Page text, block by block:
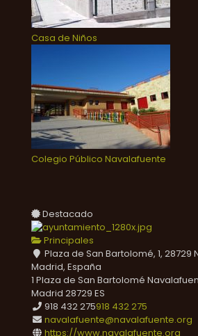
Casa de Niños
Colegio Público Navalafuente
Destacado
Principales
Plaza de San Bartolomé, 1, 28729
Madrid, España
1 Plaza de San Bartolomé
Madrid 28729 ES
918 432 275918 432 275
navalafuente@navalafuente.org
https://www.navalafuente.org